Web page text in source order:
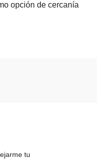
opción de cercanía
tu